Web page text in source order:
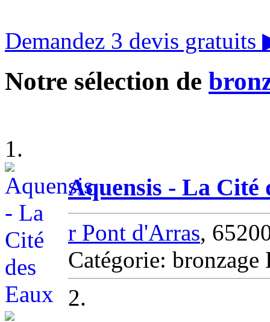
Demandez 3 devis gratuits
Notre sélection de
1.
Aquensis - La Cité
r Pont d'Arras,
Catégorie: bronzage
2.